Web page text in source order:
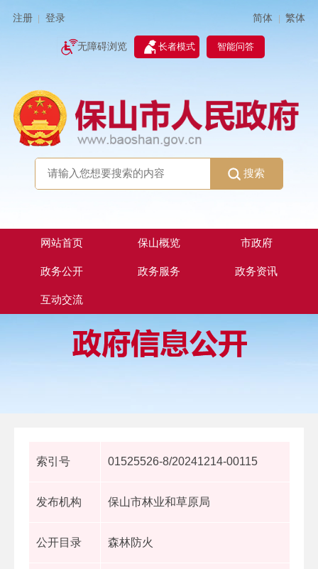
注册 登录 简体 | 繁体
无障碍浏览 长者模式 智能问答
搜索
网站首页 保山概览 市政府
政务公开 政务服务 政务资讯
互动交流
索引号 01525526-8/20241214-00115
发布机构 保山市林业和草原局
公开目录 森林防火